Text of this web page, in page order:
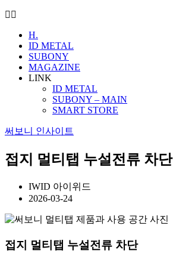
H.
ID METAL
SUBONY
MAGAZINE
LINK
ID METAL
SUBONY – MAIN
SMART STORE
써보니 인사이트
접지 멀티탭 누설전류 차단
IWID 아이위드
2026-03-24
접지 멀티탭 누설전류 차단